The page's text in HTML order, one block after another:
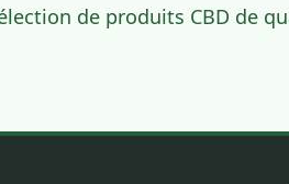
de produits CBD de